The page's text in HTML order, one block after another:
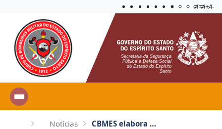
Aplicar
A=A+A-
Secretaria da Segurança
Pública e Defesa Social
do Estado do Espírito
Santo
Notícias CBMES elabora Norma Técnica para instalação de Sistemas de Alimentação de Veículos Elétricos no Espí...